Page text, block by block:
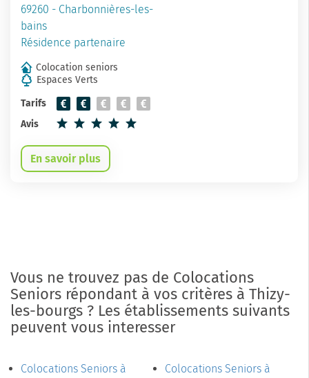
69260 - Charbonnières-les-
bains
Résidence partenaire
Colocation seniors
Espaces Verts
Tarifs
Avis
En savoir plus
Vous ne trouvez pas de Colocations
Seniors répondant à vos critères à Thizy-
les-bourgs ? Les établissements suivants
peuvent vous interesser
Colocations Seniors à
Colocations Seniors à